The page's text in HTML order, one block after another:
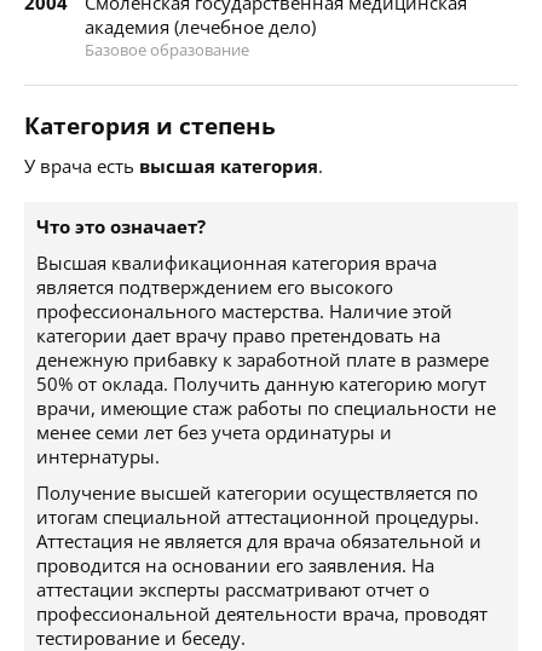
академия (лечебное дело)
Базовое образование
Категория и степень
У врача есть высшая категория.
Что это означает?
Высшая квалификационная категория врача
является подтверждением его высокого
профессионального мастерства. Наличие этой
категории дает врачу право претендовать на
денежную прибавку к заработной плате в размере
50% от оклада. Получить данную категорию могут
врачи, имеющие стаж работы по специальности не
менее семи лет без учета ординатуры и
интернатуры.
Получение высшей категории осуществляется по
итогам специальной аттестационной процедуры.
Аттестация не является для врача обязательной и
проводится на основании его заявления. На
аттестации эксперты рассматривают отчет о
профессиональной деятельности врача, проводят
тестирование и беседу.